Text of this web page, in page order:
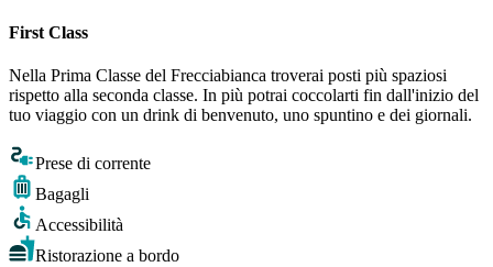
First Class
Nella Prima Classe del Frecciabianca troverai posti più spaziosi
rispetto alla seconda classe. In più potrai coccolarti fin dall'inizio del
tuo viaggio con un drink di benvenuto, uno spuntino e dei giornali.
Prese di corrente
Bagagli
Accessibilità
Ristorazione a bordo